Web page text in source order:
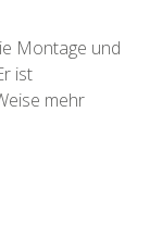
Montage und
ist
mehr